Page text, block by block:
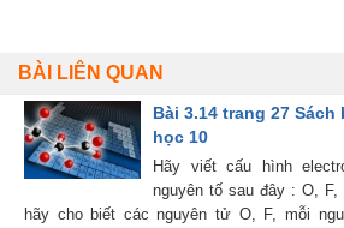
BÀI LIÊN QUAN
Bài 3.14 trang 27 Sách
học 10
Hãy viết cấu hình
nguyên tố sau đây : O,
hãy cho biết các nguyên tử O, F, mỗi